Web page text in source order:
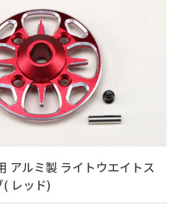
アルミ製 ライトウエイトス
レッド)